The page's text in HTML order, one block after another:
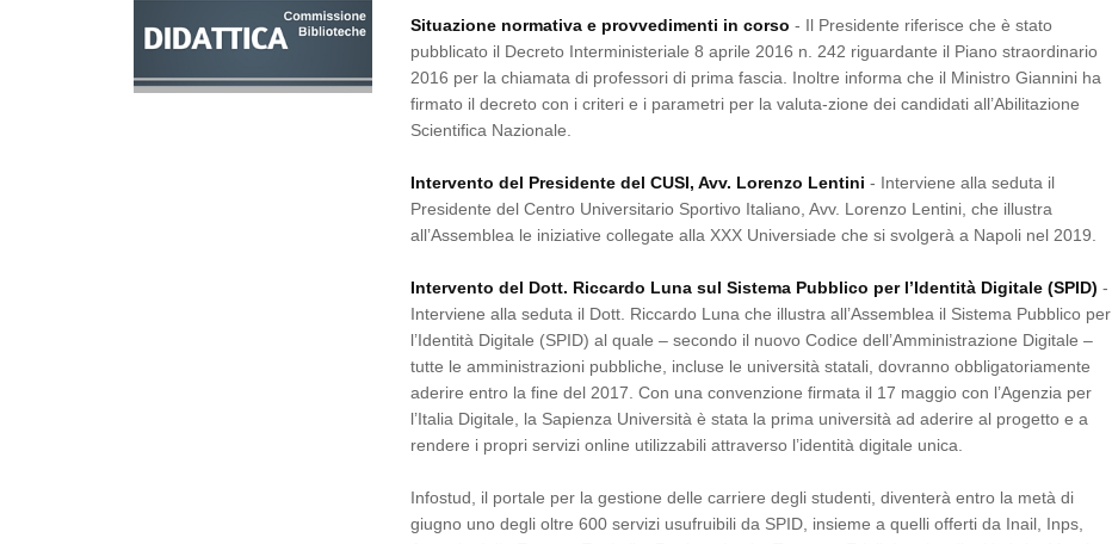
Situazione normativa e provvedimenti in corso - Il Presidente riferisce che è stato
pubblicato il Decreto Interministeriale 8 aprile 2016 n. 242 riguardante il Piano straordinario
2016 per la chiamata di professori di prima fascia. Inoltre informa che il Ministro Giannini ha
firmato il decreto con i criteri e i parametri per la valuta-zione dei candidati all’Abilitazione
Scientifica Nazionale.
Intervento del Presidente del CUSI, Avv. Lorenzo Lentini - Interviene alla seduta il
Presidente del Centro Universitario Sportivo Italiano, Avv. Lorenzo Lentini, che illustra
all’Assemblea le iniziative collegate alla XXX Universiade che si svolgerà a Napoli nel 2019.
Intervento del Dott. Riccardo Luna sul Sistema Pubblico per l’Identità Digitale (SPID) -
Interviene alla seduta il Dott. Riccardo Luna che illustra all’Assemblea il Sistema Pubblico per
l’Identità Digitale (SPID) al quale – secondo il nuovo Codice dell’Amministrazione Digitale –
tutte le amministrazioni pubbliche, incluse le università statali, dovranno obbligatoriamente
aderire entro la fine del 2017. Con una convenzione firmata il 17 maggio con l’Agenzia per
l’Italia Digitale, la Sapienza Università è stata la prima università ad aderire al progetto e a
rendere i propri servizi online utilizzabili attraverso l’identità digitale unica.
Infostud, il portale per la gestione delle carriere degli studenti, diventerà entro la metà di
giugno uno degli oltre 600 servizi usufruibili da SPID, insieme a quelli offerti da Inail, Inps,